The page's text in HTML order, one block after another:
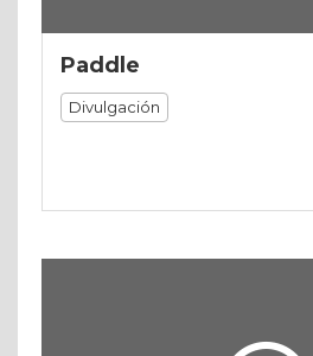
Paddle
Divulgación